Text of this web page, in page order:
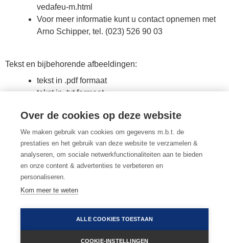
vedafeu-m.html
Voor meer informatie kunt u contact opnemen met
Arno Schipper, tel. (023) 526 90 03
Tekst en bijbehorende afbeeldingen:
tekst in .pdf formaat
tekst in .txt formaat
Vedafeu M1 (.jpg - 1506x1172 px)
Vedafeu M2 (.jpg - 1772x1377 px)
Arcas logo (.jpg - 1398x471 px)
Arcas logo (.png - 1398x471 px)
algemene voorwaarden • gebruiksvoorwaarden
(023) 526 90 03 |arcas@arcas.nl
Over de cookies op deze website
We maken gebruik van cookies om gegevens m.b.t. de
prestaties en het gebruik van deze website te verzamelen &
analyseren, om sociale netwerkfunctionaliteiten aan te bieden
en onze content & advertenties te verbeteren en
personaliseren.
Kom meer te weten
ALLE COOKIES TOESTAAN
COOKIE-INSTELLINGEN